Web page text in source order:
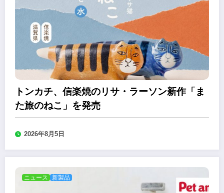
トンカチ、信楽焼のリサ・ラーソン新作「ま
た旅のねこ」を発売
2026年8月5日
ニュース 新製品